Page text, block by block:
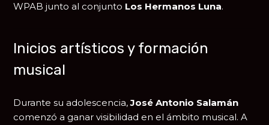
WPAB junto al conjunto Los Hermanos Luna.
Inicios artísticos y formación
musical
Durante su adolescencia,José Antonio Salamán
comenzó a ganar visibilidad en el ámbito musical. A